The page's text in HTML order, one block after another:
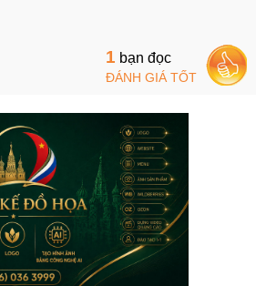
1 bạn đọc
ĐÁNH GIÁ TỐT